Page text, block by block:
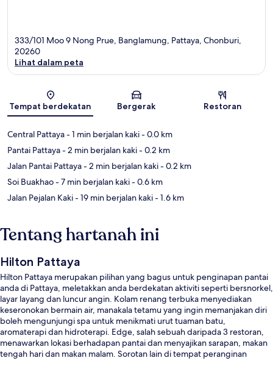
333/101 Moo 9 Nong Prue, Banglamung, Pattaya, Chonburi,
20260
Lihat dalam peta
Tempat berdekatan Bergerak Restoran
Central Pattaya- 1 min berjalan kaki- 0.0 km
Pantai Pattaya- 2 min berjalan kaki- 0.2 km
Jalan Pantai Pattaya- 2 min berjalan kaki- 0.2 km
Soi Buakhao- 7 min berjalan kaki- 0.6 km
Jalan Pejalan Kaki- 19 min berjalan kaki- 1.6 km
Tentang hartanah ini
Hilton Pattaya
Hilton Pattaya merupakan pilihan yang bagus untuk penginapan pantai
anda di Pattaya, meletakkan anda berdekatan aktiviti seperti bersnorkel,
layar layang dan luncur angin. Kolam renang terbuka menyediakan
keseronokan bermain air, manakala tetamu yang ingin memanjakan diri
boleh mengunjungi spa untuk menikmati urut tuaman batu,
aromaterapi dan hidroterapi. Edge, salah sebuah daripada 3 restoran,
menawarkan lokasi berhadapan pantai dan menyajikan sarapan, makan
tengah hari dan makan malam. Sorotan lain di tempat peranginan